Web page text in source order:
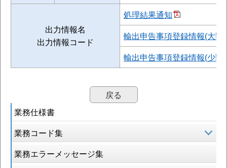
業務仕様書
業務コード集
業務エラーメッセージ集
出力情報名
出力情報コード
処理結果通知
輸出申告事項登録情報(大額
輸出申告事項登録情報(少額
戻る